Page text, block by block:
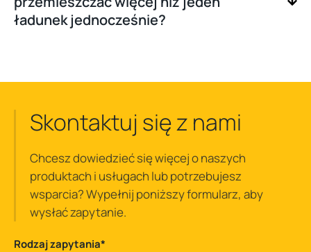
ładunek jednocześnie?
Skontaktuj się z nami
Chcesz dowiedzieć się więcej o naszych
produktach i usługach lub potrzebujesz
wsparcia? Wypełnij poniższy formularz, aby
wysłać zapytanie.
Rodzaj zapytania*